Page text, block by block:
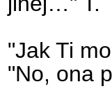
"Jak Ti
"No, ona